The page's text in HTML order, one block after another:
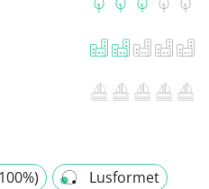
Lusformet